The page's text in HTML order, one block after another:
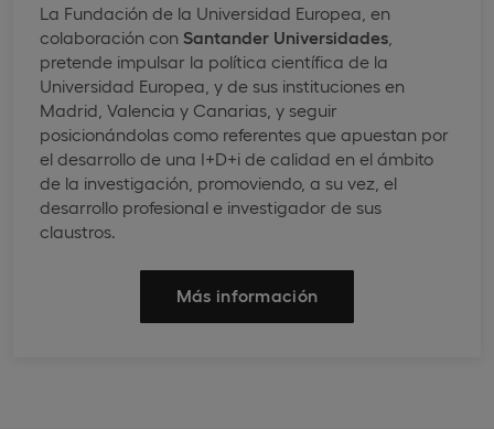
La Fundación de la Universidad Europea, en
colaboración con Santander Universidades
pretende impulsar la política científica de la
Universidad Europea, y de sus instituciones en
Madrid, Valencia y Canarias, y seguir
posicionándolas como referentes que apuestan por
el desarrollo de una I+D+i de calidad en el ámbito
de la investigación, promoviendo, a su vez, el
desarrollo profesional e investigador de sus
claustros.
Más información